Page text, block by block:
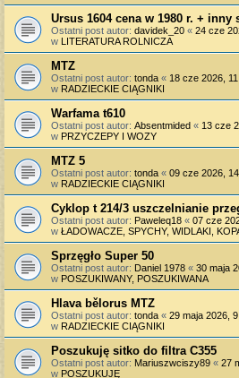
Ursus 1604 cena w 1980 r. +
Ostatni post autor: davidek_20 « 24 cze
w LITERATURA ROLNICZA
MTZ
Ostatni post autor: tonda « 18 cze 2026,
w RADZIECKIE CIĄGNIKI
Warfama t610
Ostatni post autor: Absentmided « 13 cze
w PRZYCZEPY I WOZY
MTZ 5
Ostatni post autor: tonda « 09 cze 2026,
w RADZIECKIE CIĄGNIKI
Cyklop t 214/3 uszczelnianie
Ostatni post autor: Paweleq18 « 07 cze
w ŁADOWACZE, SPYCHY, WIDLAKI,
Sprzęgło Super 50
Ostatni post autor: Daniel 1978 « 30 maja
w POSZUKIWANY, POSZUKIWANA
Hlava bělorus MTZ
Ostatni post autor: tonda « 29 maja 2026,
w RADZIECKIE CIĄGNIKI
Poszukuję sitko do filtra C355
Ostatni post autor: Mariuszwciszy89 « 27
w POSZUKUJĘ